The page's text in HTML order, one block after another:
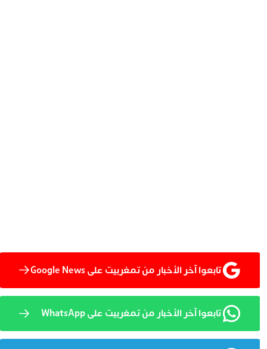
تابعوا آخر الأخبار من تمغربيت على Google News
تابعوا آخر الأخبار من تمغربيت على WhatsApp